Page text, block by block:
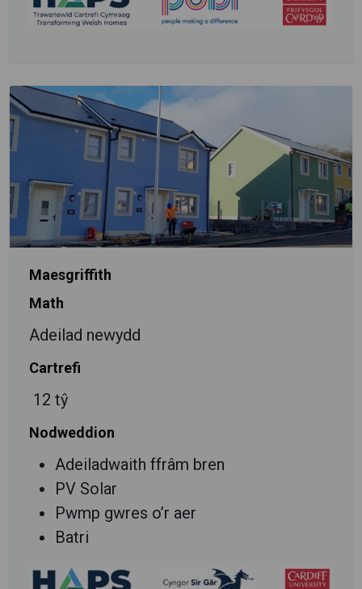
Maesgriffith
Math
Adeilad newydd
Cartrefi
12 tŷ
Nodweddion
Adeiladwaith ffrâm bren
PV Solar
Pwmp gwres o’r aer
Batri